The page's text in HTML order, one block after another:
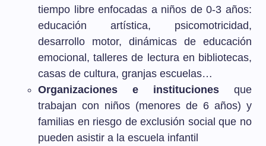
tiempo libre enfocadas a niños de 0-3 años:
educación artística, psicomotricidad,
desarrollo motor, dinámicas de educación
emocional, talleres de lectura en bibliotecas,
casas de cultura, granjas escuelas…
Organizaciones e instituciones que
trabajan con niños (menores de 6 años) y
familias en riesgo de exclusión social que no
pueden asistir a la escuela infantil